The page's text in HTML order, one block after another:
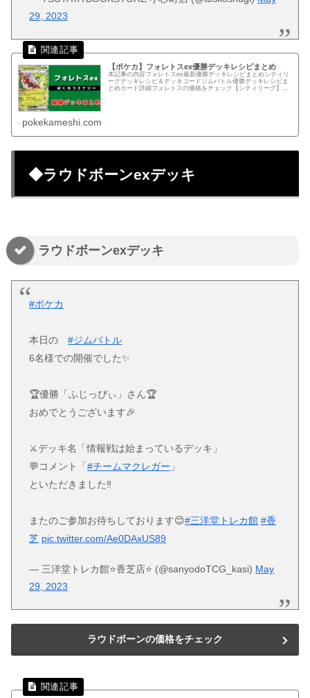
29, 2023
【ポケカ】フォレトスex優勝デッキレシピまとめ
本記事の内容フォレトスex最新優勝デッキレシピまとめシティリ
ーグデッキレシピ＆デッキコードジムバトル優勝デッキレシピま
とめカード詳細フォレトスの価格をチェック【シティリーグ】優
pokekameshi.com
◆ラウドボーンexデッキ
ラウドボーンexデッキ
#ポケカ
本日の#ジムバトル
6名様での開催でした✨
🏆優勝「ふじっぴぃ」さん🏆
おめでとうございます🎉
⚔️デッキ名「情報戦は始まっているデッキ」
💬コメント「#チームマクレガー 」
といただきました‼️
またのご参加お待ちしております😊#三洋堂トレカ館 #香
芝 pic.twitter.com/Ae0DAxUS89
— 三洋堂トレカ館⭐️香芝店⭐️ (@sanyodoTCG_kasi) May
29, 2023
ラウドボーンの価格をチェック